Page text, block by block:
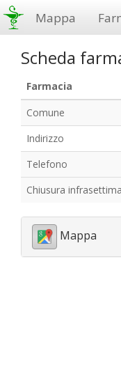
Mappa
Scheda
Farmacia
Comune
Indirizzo
Telefono
Chiusura
Mappa